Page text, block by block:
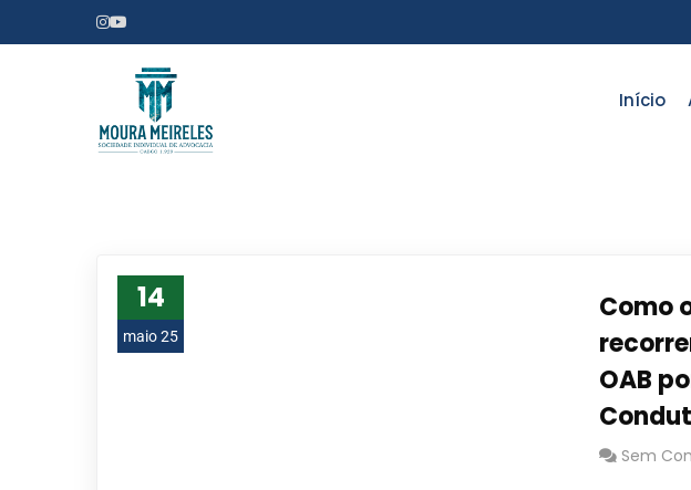
Início
14
maio 25
Como
OAB
Sem